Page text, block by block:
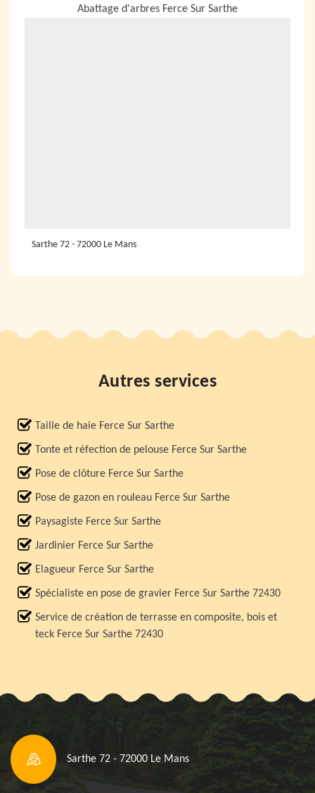
Abattage d'arbres Ferce Sur Sarthe
Sarthe 72 - 72000 Le Mans
Autres services
Taille de haie Ferce Sur Sarthe
Tonte et réfection de pelouse Ferce Sur Sarthe
Pose de clôture Ferce Sur Sarthe
Pose de gazon en rouleau Ferce Sur Sarthe
Paysagiste Ferce Sur Sarthe
Jardinier Ferce Sur Sarthe
Elagueur Ferce Sur Sarthe
Spécialiste en pose de gravier Ferce Sur Sarthe 72430
Service de création de terrasse en composite, bois et
teck Ferce Sur Sarthe 72430
Sarthe 72 - 72000 Le Mans